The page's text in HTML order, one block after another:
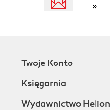
»
Twoje Konto
Księgarnia
Wydawnictwo Helion